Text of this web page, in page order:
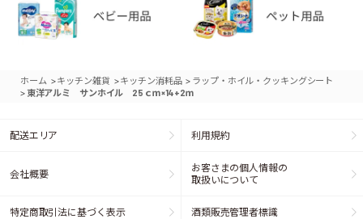
ホーム >キッチン雑貨 >キッチン消耗品 > ラップ・ホイル・クッキングシート
>東洋アルミ サンホイル 25ｃｍ×14+2ｍ
配送エリア 利用規約
会社概要
お客さまの個人情報の
取扱いについて
特定商取引法に基づく表示 酒類販売管理者標識